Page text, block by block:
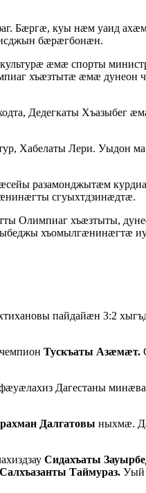
Бæргæ, куы нæм уаид
бæрæгбонæн.
æмæ спорты
хъæзтытæ æмæ дунеон
Дедегкаты Хъазыбег
Хабелаты Лери. Уыдон
разамонджытæм
сгуыхтдзинæдтæ.
Олимпиаг хъæзтыты,
хъомылгæнинæгтæ
пайдайæн 3:2
Тускъаты Азæмæт.
Дагестаны
Далгатовы ныхмæ.
Сидахъаты
Салхъазанты Таймураз. Уый